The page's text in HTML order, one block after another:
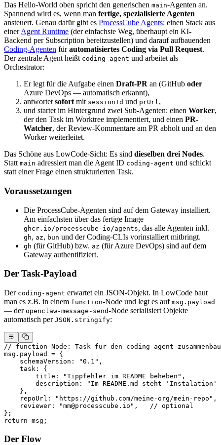
Das Hello-World oben spricht den generischen main-Agenten an.
Spannend wird es, wenn man fertige, spezialisierte Agenten
ansteuert. Genau dafür gibt es ProcessCube Agents: einen Stack aus
einerAgent Runtime (der einfachste Weg, überhaupt ein KI-
Backend per Subscription bereitzustellen) und darauf aufbauenden
Coding-Agenten fürautomatisiertes Coding via Pull Request.
Der zentrale Agent heißt coding-agent und arbeitet als
Orchestrator:
Er legt für die Aufgabe einen Draft-PR an (GitHub oder
Azure DevOps — automatisch erkannt),
antwortet sofort mit sessionId und prUrl,
und startet im Hintergrund zwei Sub-Agenten: einen Worker,
der den Task im Worktree implementiert, und einen PR-
Watcher, der Review-Kommentare am PR abholt und an den
Worker weiterleitet.
Das Schöne aus LowCode-Sicht: Es sind dieselben drei Nodes.
Statt main adressiert man die Agent ID coding-agent und schickt
statt einer Frage einen strukturierten Task.
Voraussetzungen
Die ProcessCube-Agenten sind auf dem Gateway installiert.
Am einfachsten über das fertige Image
ghcr.io/processcube-io/agents, das alle Agenten inkl.
gh, az, bun und der Coding-CLIs vorinstalliert mitbringt.
gh (für GitHub) bzw. az (für Azure DevOps) sind auf dem
Gateway authentifiziert.
Der Task-Payload
Der coding-agent erwartet ein JSON-Objekt. In LowCode baut
man es z.B. in einem function-Node und legt es auf msg.payload
— der openclaw-message-send-Node serialisiert Objekte
automatisch per JSON.stringify:
// function-Node: Task für den coding-agent
msg.payload = {
    schemaVersion:
"0.1" ,
    task: {
        title:
"Tippfehler im README beheben" ,
        description:
"Im README.md steht
    },
    repoUrl:
"https://github.com/meine-org/mein-repo" ,
    reviewer:
"mm@processcube.io" , // optional
};
return msg;
Der Flow